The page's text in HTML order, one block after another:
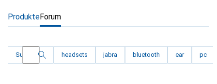
ProdukteForum
Suche Filtere die Diskussionen nach einem der
headsets jabra bluetooth ear pc